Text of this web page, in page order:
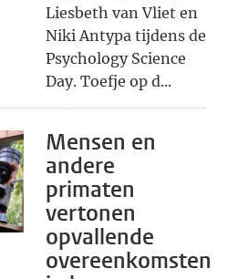
Liesbeth van Vliet en
Niki Antypa tijdens de
Psychology Science
Day. Toefje op d...
Mensen en
andere
primaten
vertonen
opvallende
overeenkomsten